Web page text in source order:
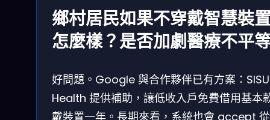
鄉村居民如果不穿戴智慧裝
怎麼樣？是否加劇醫療不平
好問題。Google 與合作夥伴已有方案：SISU
Health 提供補助，讓低收入戶免費借用基本
戴裝置一年。長期來看，系統也會 accept